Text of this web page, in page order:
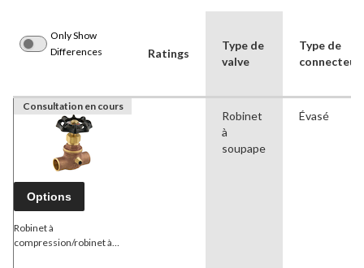
Only Show
Differences
Ratings
Type de
valve
Type de
connecteur
Consultation en cours
Options
Robinet à
compression/robinet à
Robinet
à
soupape
Évasé